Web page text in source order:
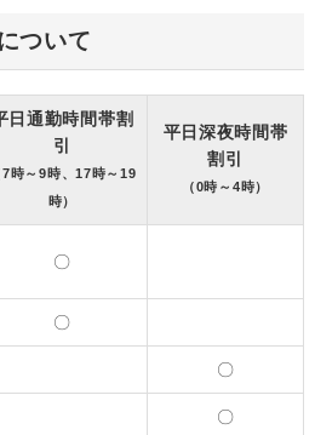
ついて
日通勤時間帯割
引
7時～9時、17時～19
時）
平日深夜時間帯
割引
（0時～4時）
〇
〇
〇
〇